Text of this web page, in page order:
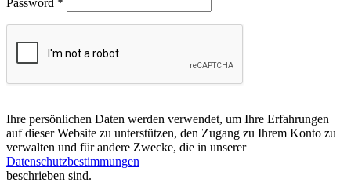
Password *
Ihre persönlichen Daten werden verwendet, um Ihre Erfahrungen
auf dieser Website zu unterstützen, den Zugang zu Ihrem Konto zu
verwalten und für andere Zwecke, die in unserer
Datenschutzbestimmungen
beschrieben sind.